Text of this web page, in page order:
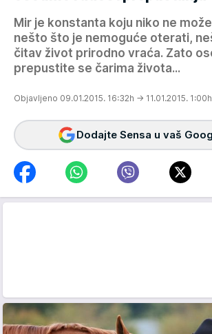
Mir je konstanta koju niko ne
nešto što je nemoguće oterati,
čitav život prirodno vraća. Zato
prepustite se čarima života...
Objavljeno 09.01.2015. 16:32h → 11.01.2015. 1:00h
Dodajte Sensa u vaš